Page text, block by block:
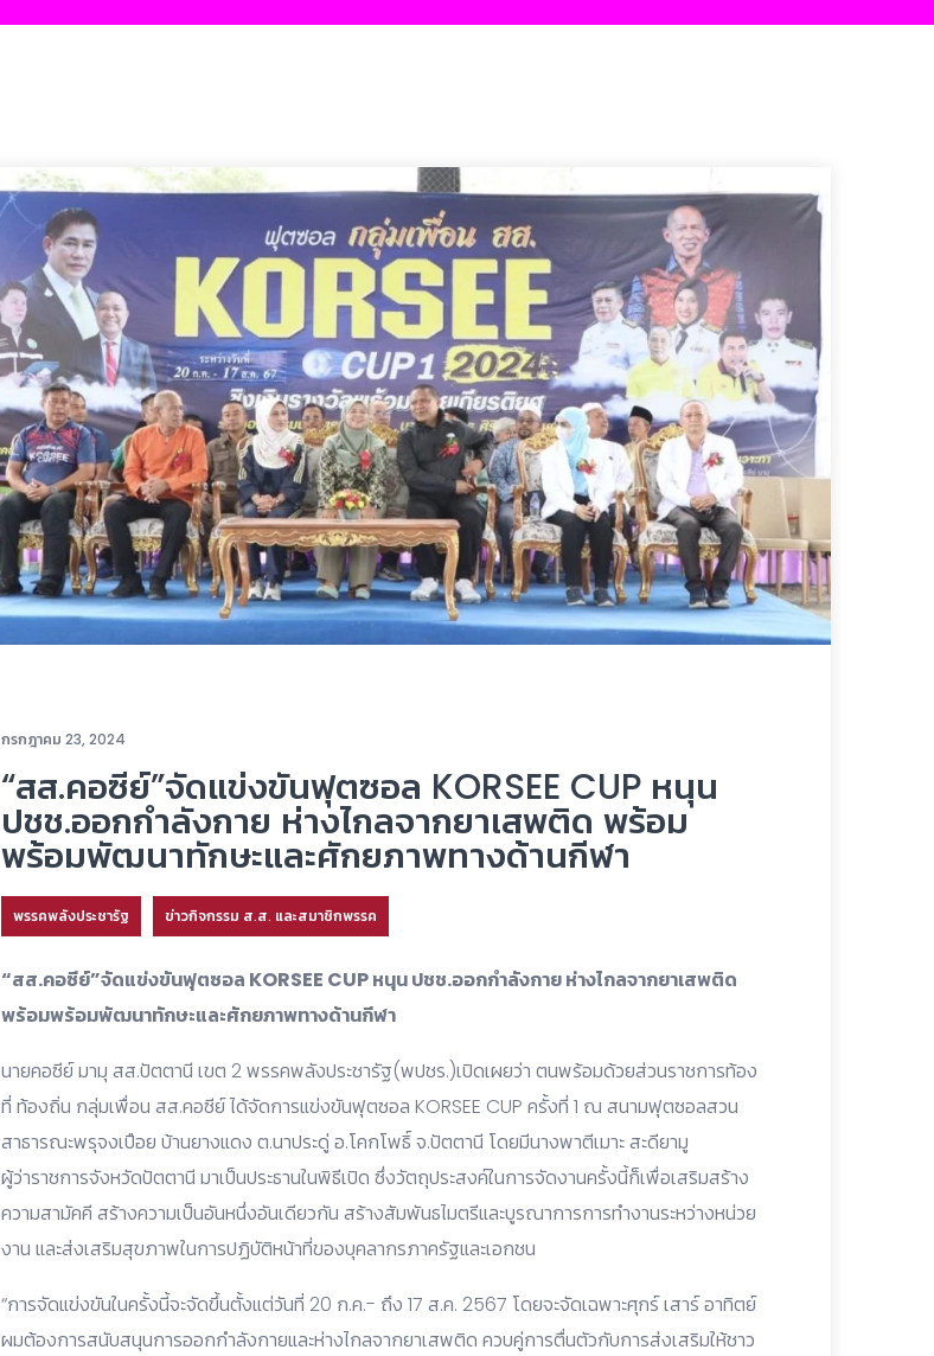
กรกฎาคม 23, 2024
“สส.คอซีย์”จัดแข่งขันฟุตซอล KORSEE CUP หนุน
ปชช.ออกกำลังกาย ห่างไกลจากยาเสพติด พร้อม
พร้อมพัฒนาทักษะและศักยภาพทางด้านกีฬา
พรรคพลังประชารัฐ ข่าวกิจกรรม ส.ส. และสมาชิกพรรค
“สส.คอซีย์”จัดแข่งขันฟุตซอล KORSEE CUP หนุน ปชช.ออกกำลังกาย ห่างไกลจากยาเสพติด
พร้อมพร้อมพัฒนาทักษะและศักยภาพทางด้านกีฬา
นายคอซีย์ มามุ สส.ปัตตานี เขต 2 พรรคพลังประชารัฐ(พปชร.)เปิดเผยว่า ตนพร้อมด้วยส่วนราชการท้อง
ที่ ท้องถิ่น กลุ่มเพื่อน สส.คอซีย์ ได้จัดการแข่งขันฟุตซอล KORSEE CUP ครั้งที่ 1 ณ สนามฟุตซอลสวน
สาธารณะพรุจงเปือย บ้านยางแดง ต.นาประดู่ อ.โคกโพธิ์ จ.ปัตตานี โดยมีนางพาตีเมาะ สะดียามู
ผู้ว่าราชการจังหวัดปัตตานี มาเป็นประธานในพิธีเปิด ซึ่งวัตถุประสงค์ในการจัดงานครั้งนี้ก็เพื่อเสริมสร้าง
ความสามัคคี สร้างความเป็นอันหนึ่งอันเดียวกัน สร้างสัมพันธไมตรีและบูรณาการการทำงานระหว่างหน่วย
งาน และส่งเสริมสุขภาพในการปฏิบัติหน้าที่ของบุคลากรภาครัฐและเอกชน
“การจัดแข่งขันในครั้งนี้จะจัดขึ้นตั้งแต่วันที่ 20 ก.ค.- ถึง 17 ส.ค. 2567 โดยจะจัดเฉพาะศุกร์ เสาร์ อาทิตย์
ผมต้องการสนับสนุนการออกกำลังกายและห่างไกลจากยาเสพติด ควบคู่การตื่นตัวกับการส่งเสริมให้ชาว